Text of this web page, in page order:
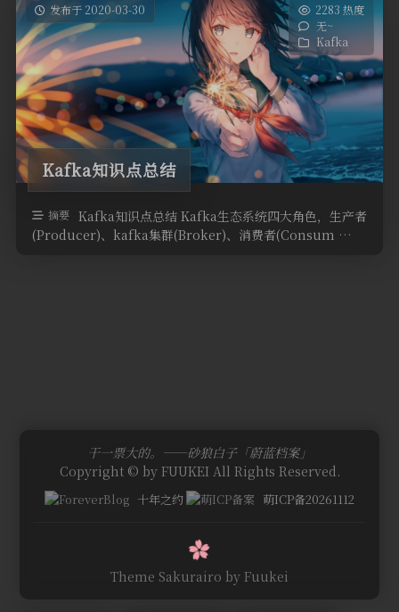
发布于 2020-03-30
2283 热度
无~
Kafka
Kafka知识点总结
摘要 Kafka知识点总结 Kafka生态系统四大角色，生产者
(Producer)、kafka集群(Broker)、消费者(Consum …
干一票大的。——砂狼白子「蔚蓝档案」
Copyright © by FUUKEI All Rights Reserved.
十年之约 萌ICP备20261112
Theme Sakurairo by Fuukei